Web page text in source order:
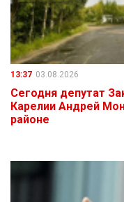
13:37 03.08.2026
Сегодня депутат
Карелии Андрей
районе